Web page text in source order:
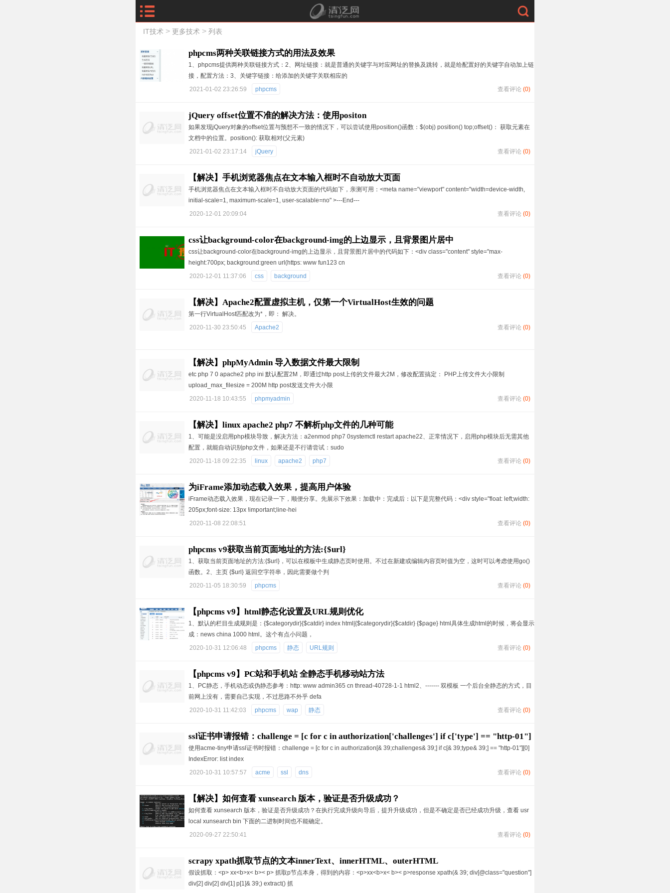
IT技术 > 更多技术 > 列表
phpcms两种关联链接方式的用法及效果
1、phpcms提供两种关联链接方式：2、网址链接：就是普通的关键字与对应网址的替换及跳转，就是给配置好的关键字自动加上链
接，配置方法：3、关键字链接：给添加的关键字关联相应的
2021-01-02 23:26:59
phpcms 查看评论 (0)
jQuery offset位置不准的解决方法：使用positon
如果发现jQuery对象的offset位置与预想不一致的情况下，可以尝试使用position()函数：$(obj) position() top;offset()： 获取元素在
文档中的位置。position(): 获取相对(父元素)
2021-01-02 23:17:14
jQuery 查看评论 (0)
【解决】手机浏览器焦点在文本输入框时不自动放大页面
手机浏览器焦点在文本输入框时不自动放大页面的代码如下，亲测可用：<meta name="viewport" content="width=device-width,
initial-scale=1, maximum-scale=1, user-scalable=no" >---End---
2020-12-01 20:09:04
查看评论 (0)
css让background-color在background-img的上边显示，且背景图片居中
css让background-color在background-img的上边显示，且背景图片居中的代码如下：<div class="content" style="max-
height:700px; background:green url(https: www fun123 cn
2020-12-01 11:37:06
css background 查看评论 (0)
【解决】Apache2配置虚拟主机，仅第一个VirtualHost生效的问题
第一行VirtualHost匹配改为*，即： 解决。
2020-11-30 23:50:45
Apache2 查看评论 (0)
【解决】phpMyAdmin 导入数据文件最大限制
etc php 7 0 apache2 php ini 默认配置2M，即通过http post上传的文件最大2M，修改配置搞定： PHP上传文件大小限制
upload_max_filesize = 200M http post发送文件大小限
2020-11-18 10:43:55
phpmyadmin 查看评论 (0)
【解决】linux apache2 php7 不解析php文件的几种可能
1、可能是没启用php模块导致，解决方法：a2enmod php7 0systemctl restart apache22、正常情况下，启用php模块后无需其他
配置，就能自动识别php文件，如果还是不行请尝试：sudo
2020-11-18 09:22:35
linux apache2 php7 查看评论 (0)
为iFrame添加动态载入效果，提高用户体验
iFrame动态载入效果，现在记录一下，顺便分享。先展示下效果：加载中：完成后：以下是完整代码：<div style="float: left;width:
205px;font-size: 13px !important;line-hei
2020-11-08 22:08:51
查看评论 (0)
phpcms v9获取当前页面地址的方法:{$url}
1、获取当前页面地址的方法:{$url}，可以在模板中生成静态页时使用。不过在新建或编辑内容页时值为空，这时可以考虑使用go()
函数。2、主页 {$url} 返回空字符串，因此需要做个判
2020-11-05 18:30:59
phpcms 查看评论 (0)
【phpcms v9】html静态化设置及URL规则优化
1、默认的栏目生成规则是：{$categorydir}{$catdir} index html|{$categorydir}{$catdir} {$page} html具体生成html的时候，将会显示
成：news china 1000 html。这个有点小问题，
2020-10-31 12:06:48
phpcms 静态 URL规则 查看评论 (0)
【phpcms v9】PC站和手机站 全静态手机移动站方法
1、PC静态，手机动态或伪静态参考：http: www admin365 cn thread-40728-1-1 html2、------- 双模板 一个后台全静态的方式，目
前网上没有，需要自己实现，不过思路不外乎 defa
2020-10-31 11:42:03
phpcms wap 静态 查看评论 (0)
ssl证书申请报错：challenge = [c for c in authorization['challenges'] if c['type'] == "http-01"]
[0] IndexError: list index out of range
使用acme-tiny申请ssl证书时报错：challenge = [c for c in authorization[& 39;challenges& 39;] if c[& 39;type& 39;] == "http-01"][0]
IndexError: list index
2020-10-31 10:57:57
acme ssl dns 查看评论 (0)
【解决】如何查看 xunsearch 版本，验证是否升级成功？
如何查看 xunsearch 版本，验证是否升级成功？在执行完成升级向导后，提升升级成功，但是不确定是否已经成功升级，查看 usr
local xunsearch bin 下面的二进制时间也不能确定。
2020-09-27 22:50:41
查看评论 (0)
scrapy xpath抓取节点的文本innerText、innerHTML、outerHTML
假设抓取：<p> xx<b>x< b>< p> 抓取p节点本身，得到的内容：<p>xx<b>x< b>< p>response xpath(& 39; div[@class="question"]
div[2] div[2] div[1] p[1]& 39;) extract() 抓